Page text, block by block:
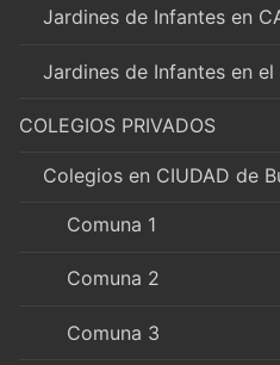
Jardines de Infantes en
Jardines de Infantes en el
COLEGIOS PRIVADOS
Colegios en CIUDAD de
Comuna 1
Comuna 2
Comuna 3